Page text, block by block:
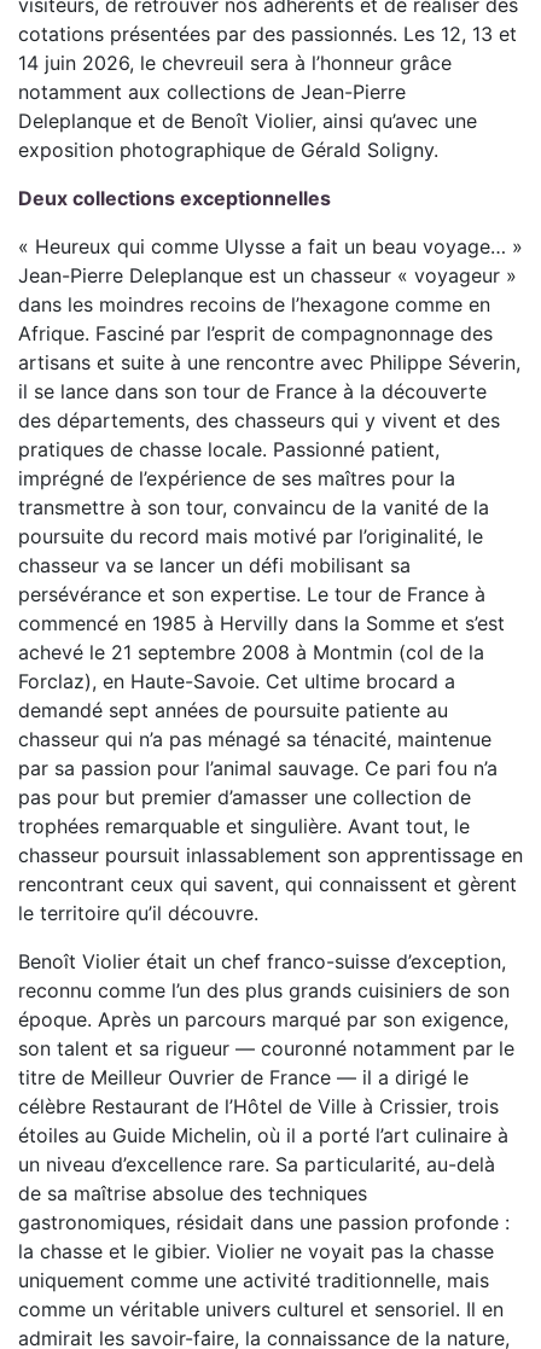
visiteurs, de retrouver nos adhérents et de réaliser des
cotations présentées par des passionnés. Les 12, 13 et
14 juin 2026, le chevreuil sera à l’honneur grâce
notamment aux collections de Jean-Pierre
Deleplanque et de Benoît Violier, ainsi qu’avec une
exposition photographique de Gérald Soligny.
Deux collections exceptionnelles
« Heureux qui comme Ulysse a fait un beau voyage… »
Jean-Pierre Deleplanque est un chasseur « voyageur »
dans les moindres recoins de l’hexagone comme en
Afrique. Fasciné par l’esprit de compagnonnage des
artisans et suite à une rencontre avec Philippe Séverin,
il se lance dans son tour de France à la découverte
des départements, des chasseurs qui y vivent et des
pratiques de chasse locale. Passionné patient,
imprégné de l’expérience de ses maîtres pour la
transmettre à son tour, convaincu de la vanité de la
poursuite du record mais motivé par l’originalité, le
chasseur va se lancer un défi mobilisant sa
persévérance et son expertise. Le tour de France à
commencé en 1985 à Hervilly dans la Somme et s’est
achevé le 21 septembre 2008 à Montmin (col de la
Forclaz), en Haute-Savoie. Cet ultime brocard a
demandé sept années de poursuite patiente au
chasseur qui n’a pas ménagé sa ténacité, maintenue
par sa passion pour l’animal sauvage. Ce pari fou n’a
pas pour but premier d’amasser une collection de
trophées remarquable et singulière. Avant tout, le
chasseur poursuit inlassablement son apprentissage en
rencontrant ceux qui savent, qui connaissent et gèrent
le territoire qu’il découvre.
Benoît Violier était un chef franco-suisse d’exception,
reconnu comme l’un des plus grands cuisiniers de son
époque. Après un parcours marqué par son exigence,
son talent et sa rigueur — couronné notamment par le
titre de Meilleur Ouvrier de France — il a dirigé le
célèbre Restaurant de l’Hôtel de Ville à Crissier, trois
étoiles au Guide Michelin, où il a porté l’art culinaire à
un niveau d’excellence rare. Sa particularité, au-delà
de sa maîtrise absolue des techniques
gastronomiques, résidait dans une passion profonde :
la chasse et le gibier. Violier ne voyait pas la chasse
uniquement comme une activité traditionnelle, mais
comme un véritable univers culturel et sensoriel. Il en
admirait les savoir-faire, la connaissance de la nature,